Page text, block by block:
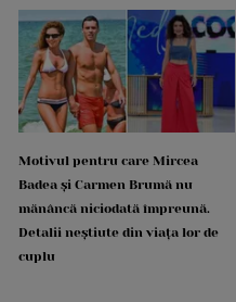
Motivul pentru care Mircea
Badea și Carmen Brumă nu
mănâncă niciodată împreună.
Detalii neștiute din viața lor de
cuplu